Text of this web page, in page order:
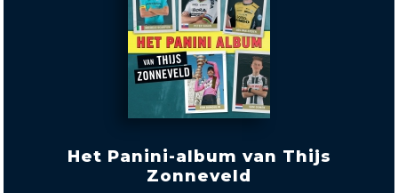
Het Panini-album van Thijs
Zonneveld